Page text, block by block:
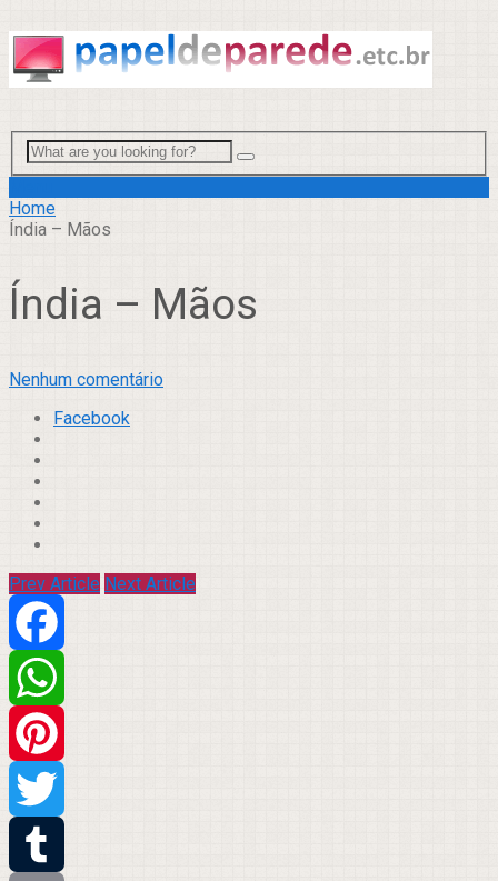
Home
Índia – Mãos
Índia – Mãos
Nenhum comentário
Facebook
Prev Article Next Article
Facebook
WhatsApp
Pinterest
Twitter